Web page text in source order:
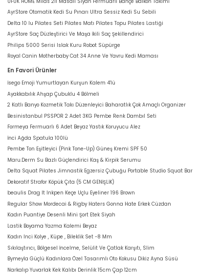
AyrStore Otomatik Kedi Su Pınarı Ultra Sessiz Kedi Su Sebili
Delta 10 lu Pilates Seti Pilates Matı Pilates Topu Pilates Lastiği
AyrStore Saç Düzleştirici Ve Maşa İkili Saç Şekillendirici
Philips 5000 Serisi Islak Kuru Robot Süpürge
Royal Canin Motherbaby Cat 34 Anne Ve Yavru Kedi Maması
En Favori Ürünler
İsego Emoji Yumurtlayan Kurşun Kalem 4'lü
Ayakkabılık Ahşap Çubuklu 4 Bölmeli
2 Katlı Banyo Kozmetik Takı Düzenleyici Baharatlık Çok Amaçlı Organizer
Besinistanbul PSSPOR 2 Adet 3KG Pembe Renk Dambıl Seti
Formeya Fermuarlı 6 Adet Beyaz Yastık Koruyucu Alez
İnci Ağda Spatula 100lü
Pembe Ton Eşitleyici (Pink Tone-Up) Güneş Kremi SPF 50
Maru.Derm Su Bazlı Güçlendirici Kaş & Kirpik Serumu
Delta Squat Pilates Jimnastik Egzersiz Çubuğu Portable Studio Squat Bar
Dekoratif Strafor Köpük Çıta (5 CM GENİŞLİK)
beaulis Drag It Inkpen Keçe Uçlu Eyeliner 196 Brown
Regular Show Mordecai & Rigby Haters Gonna Hate Erkek Cüzdan
Kadın Puantiye Desenli Mini Şort Etek Siyah
Lastik Boyama Yazma Kalemi Beyaz
Kadın Inci Kolye , Küpe , Bileklik Set -8 Mm
Sıkılaştırıcı, Bölgesel İncelme, Selülit Ve Çatlak Karşıtı, Slim
Bymeyla Güçlü Kadınlara Özel Tasarımlı Oto Kokusu Dikiz Ayna Süsü
Narkalıp Yuvarlak Kek Kalıbı Derinlik 15cm Çap 12cm